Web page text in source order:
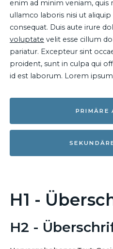
enim ad minim veniam, quis
ullamco laboris nisi ut
consequat. Duis aute irure
voluptate velit esse cillum
pariatur. Excepteur sint
proident, sunt in culpa qui
id est laborum. Lorem
PRIMÄRE
H1 -
H2 -